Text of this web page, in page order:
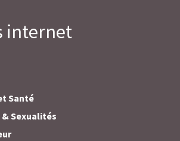
internet
Santé
& Sexualités